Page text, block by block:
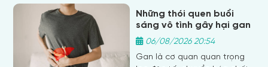
khi ra nắng… lại vô tình gây
hại cho sức khỏe trong mùa
hè, khiến cơ thể dễ hao tổn
dương khí, tỳ vị hư suy, lâu
Những thói quen buổi
sáng vô tình gây hại gan
06/08/2026 20:54
Gan là cơ quan quan trọng